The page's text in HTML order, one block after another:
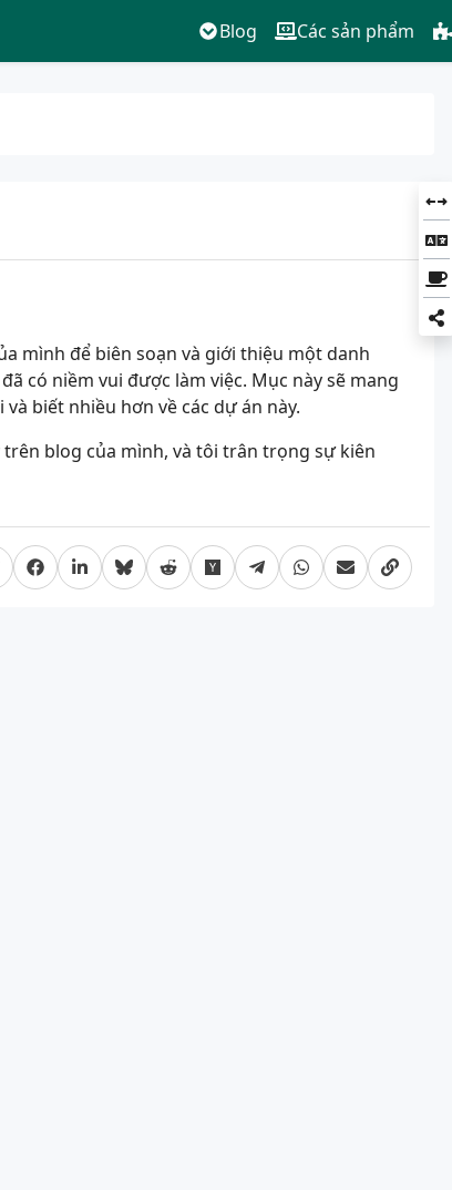
Blog Các sản phẩm
mình để biên soạn và giới thiệu một danh
có niềm vui được làm việc. Mục này sẽ mang
biết nhiều hơn về các dự án này.
blog của mình, và tôi trân trọng sự kiên